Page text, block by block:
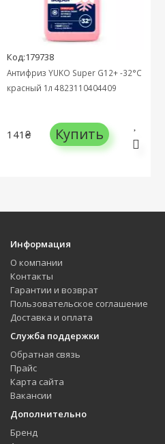
Код:179738
Антифриз YUKO Super G12+ -32°C
красный 1л 4823110404409
141₴ Купить
Информация
О компании
Контакты
Гарантии и возврат
Пользовательское соглашение
Доставка и оплата
Служба поддержки
Обратная связь
Прайс
Карта сайта
Вакансии
Дополнительно
Бренд